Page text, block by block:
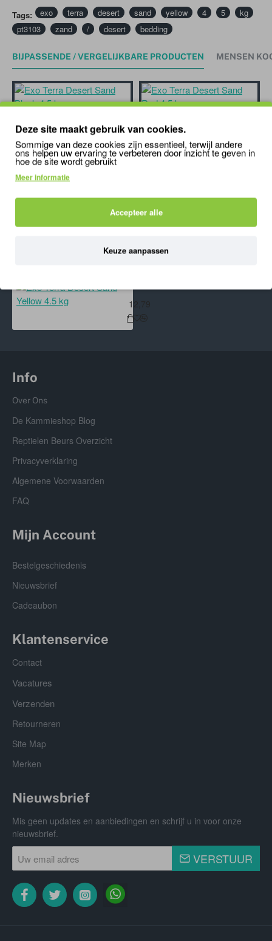
Tags: exo terra desert sand yellow 4 5
kg
pt3103
zand / desert bedding
BIJPASSENDE / VERGELIJKBARE PRODUCTEN MENSEN
12,79 12,79
'); mywindow.document.close(); mywindow.focus();
setTimeout(function () { mywindow.print(); mywindow.close(); }, 500);
Exo Terra Desert Sand Yellow 4.5
12,79
Info
Over Ons
De Kammieshop Blog
Reptielen Beurs Overzicht
Privacyverklaring
Algemene Voorwaarden
FAQ
Mijn Account
Bestelgeschiedenis
Nieuwsbrief
Cadeaubon
Klantenservice
Contact
Vacatures
Verzenden
Retourneren
Site Map
Merken
Nieuwsbrief
Mis geen updates en aanbiedingen en schrijf u in voor onze
nieuwsbrief.
Uw
email
adres
VERSTUUR
Deze site maakt gebruik van cookies.
Sommige van deze cookies zijn essentieel, terwijl andere
ons helpen uw ervaring te verbeteren door inzicht te geven in
hoe de site wordt gebruikt
Meer informatie
Accepteer alle
Keuze aanpassen